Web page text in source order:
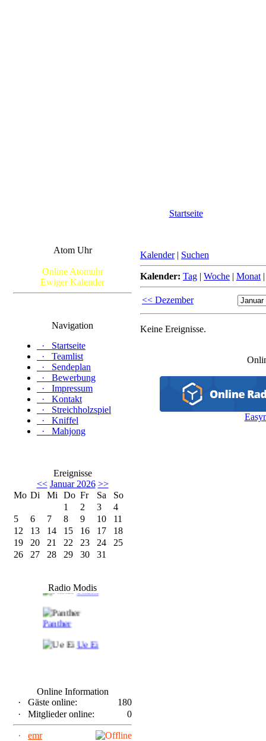
Startseite
Atom Uhr
Online Atomuhr
Ewiger Kalender
Navigation
·
Startseite
·
Teamlist
·
Sendeplan
·
Bewerbung
·
Impressum
·
Kontakt
·
Streichholzspiel
·
Kniffel
·
Mahjong
Ereignisse
<< Januar 2026 >>
Mo Di Mi Do Fr Sa
So
1
2 3
4
5
6 7 8 9 10
11
12
13 14 15 16 17
18
19
20 21 22 23 24
25
26
27 28 29 30 31
Radio Modis
Frank
Panther
Ue Ei
Online Information
·
Gäste online:
180
·
Mitglieder online: 0
·
emr
Kalender | Suchen
Kalender: Tag | Woche | Monat
<< Dezember
Keine Ereignisse.